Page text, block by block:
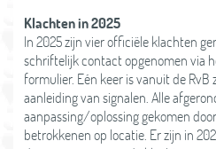
Klachten in 2025
In 2025 zijn vier officiële klachten
schriftelijk contact opgenomen via
formulier. Eén keer is vanuit de
aanleiding van signalen. Alle
aanpassing/oplossing gekomen
betrokkenen op locatie. Er zijn in